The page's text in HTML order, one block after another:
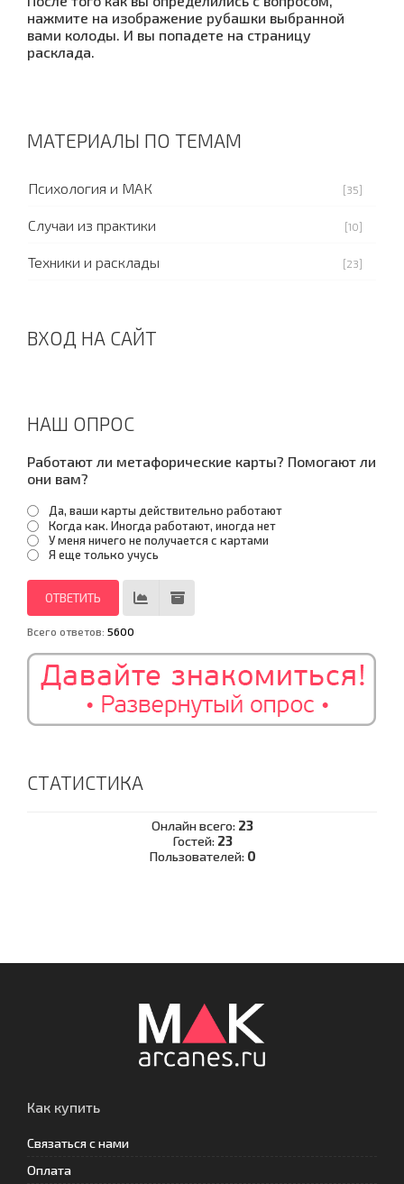
нажмите на изображение рубашки выбранной
вами колоды. И вы попадете на страницу
расклада.
МАТЕРИАЛЫ ПО ТЕМАМ
Психология и МАК [35]
Случаи из практики [10]
Техники и расклады [23]
ВХОД НА САЙТ
НАШ ОПРОС
Работают ли метафорические карты? Помогают ли
они вам?
Да, ваши карты действительно работают
Когда как. Иногда работают, иногда нет
У меня ничего не получается с картами
Я еще только учусь
Всего ответов: 5600
СТАТИСТИКА
Онлайн всего: 23
Гостей: 23
Пользователей: 0
Как купить
Связаться с нами
Оплата